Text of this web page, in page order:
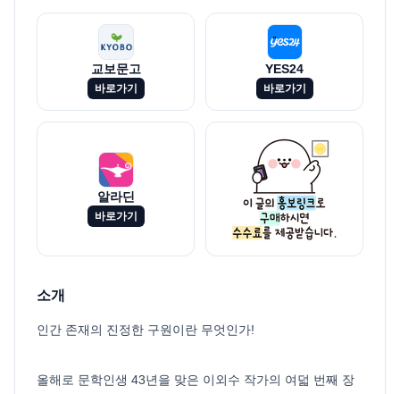
교보문고
바로가기
YES24
바로가기
알라딘
바로가기
소개
인간 존재의 진정한 구원이란 무엇인가!
올해로 문학인생 43년을 맞은 이외수 작가의 여덟 번째 장